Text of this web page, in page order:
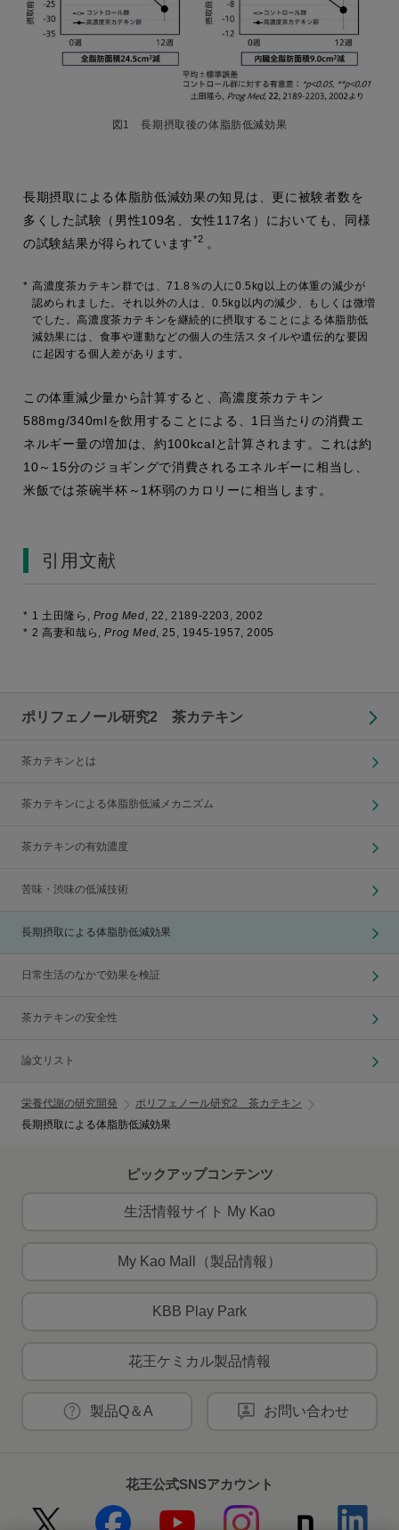
図1 長期摂取後の体脂肪低減効果
長期摂取による体脂肪低減効果の知見は、更に被験者数を
多くした試験（男性109名、女性117名）においても、同様
の試験結果が得られています*2 。
* 高濃度茶カテキン群では、71.8％の人に0.5kg以上の体重の減少が
認められました。それ以外の人は、0.5kg以内の減少、もしくは微増
でした。高濃度茶カテキンを継続的に摂取することによる体脂肪低
減効果には、食事や運動などの個人の生活スタイルや遺伝的な要因
に起因する個人差があります。
この体重減少量から計算すると、高濃度茶カテキン
588mg/340mlを飲用することによる、1日当たりの消費エ
ネルギー量の増加は、約100kcalと計算されます。これは約
10～15分のジョギングで消費されるエネルギーに相当し、
米飯では茶碗半杯～1杯弱のカロリーに相当します。
引用文献
* 1 土田隆ら, Prog Med 22
, 2189-2203, 2002
* 2 高妻和哉ら,Prog Med 25 , 1945-1957, 2005
ポリフェノール研究2 茶カテキン
茶カテキンとは
茶カテキンによる体脂肪低減メカニズム
茶カテキンの有効濃度
苦味・渋味の低減技術
長期摂取による体脂肪低減効果
日常生活のなかで効果を検証
茶カテキンの安全性
論文リスト
栄養代謝の研究開発
ポリフェノール研究2 茶カテキン
長期摂取による体脂肪低減効果
ピックアップコンテンツ
生活情報サイト My Kao
My Kao Mall（製品情報）
KBB Play Park
花王ケミカル製品情報
製品Q＆A お問い合わせ
花王公式SNSアカウント